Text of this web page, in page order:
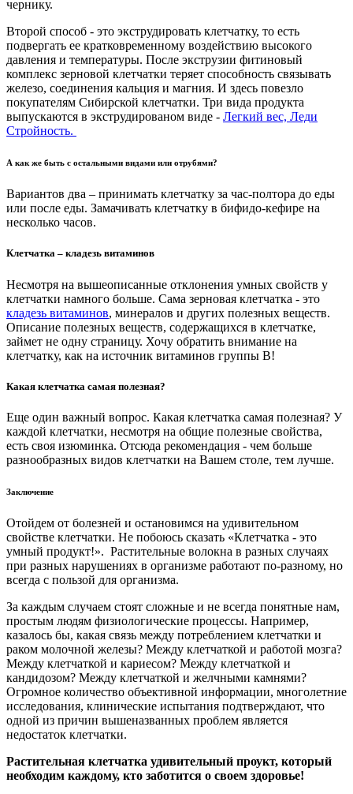
чернику.
Второй способ - это экструдировать клетчатку, то есть
подвергать ее кратковременному воздействию высокого
давления и температуры. После экструзии фитиновый
комплекс зерновой клетчатки теряет способность связывать
железо, соединения кальция и магния. И здесь повезло
покупателям Сибирской клетчатки. Три вида продукта
выпускаются в экструдированом виде - Легкий вес, Леди
Стройность.
А как же быть с остальными видами или отрубями?
Вариантов два – принимать клетчатку за час-полтора до еды
или после еды. Замачивать клетчатку в бифидо-кефире на
несколько часов.
Клетчатка – кладезь витаминов
Несмотря на вышеописанные отклонения умных свойств у
клетчатки намного больше. Сама зерновая клетчатка - это
кладезь витаминов, минералов и других полезных веществ.
Описание полезных веществ, содержащихся в клетчатке,
займет не одну страницу. Хочу обратить внимание на
клетчатку, как на источник витаминов группы В!
Какая клетчатка самая полезная?
Еще один важный вопрос. Какая клетчатка самая полезная? У
каждой клетчатки, несмотря на общие полезные свойства,
есть своя изюминка. Отсюда рекомендация - чем больше
разнообразных видов клетчатки на Вашем столе, тем лучше.
Заключение
Отойдем от болезней и остановимся на удивительном
свойстве клетчатки. Не побоюсь сказать «Клетчатка - это
умный продукт!». Растительные волокна в разных случаях
при разных нарушениях в организме работают по-разному, но
всегда с пользой для организма.
За каждым случаем стоят сложные и не всегда понятные нам,
простым людям физиологические процессы. Например,
казалось бы, какая связь между потреблением клетчатки и
раком молочной железы? Между клетчаткой и работой мозга?
Между клетчаткой и кариесом? Между клетчаткой и
кандидозом? Между клетчаткой и желчными камнями?
Огромное количество объективной информации, многолетние
исследования, клинические испытания подтверждают, что
одной из причин вышеназванных проблем является
недостаток клетчатки.
Растительная клетчатка удивительный проукт, который
необходим каждому, кто заботится о своем здоровье!